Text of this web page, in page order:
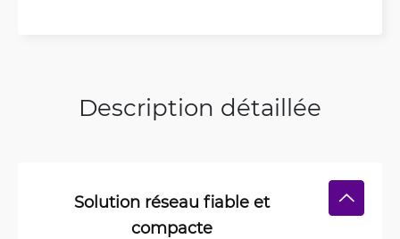
Description détaillée
Solution réseau fiable et
compacte